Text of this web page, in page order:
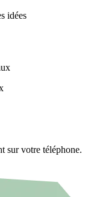
idées
sur votre téléphone.